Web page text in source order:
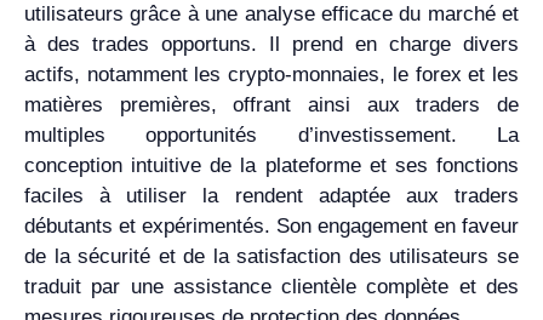
utilisateurs grâce à une analyse efficace du marché et
à des trades opportuns. Il prend en charge divers
actifs, notamment les crypto-monnaies, le forex et les
matières premières, offrant ainsi aux traders de
multiples opportunités d’investissement. La
conception intuitive de la plateforme et ses fonctions
faciles à utiliser la rendent adaptée aux traders
débutants et expérimentés. Son engagement en faveur
de la sécurité et de la satisfaction des utilisateurs se
traduit par une assistance clientèle complète et des